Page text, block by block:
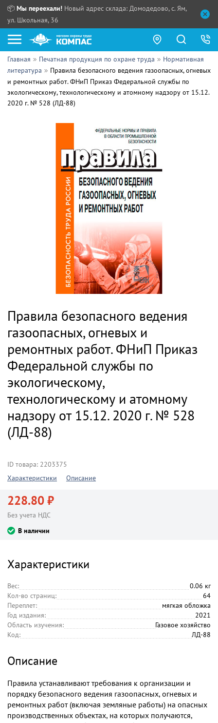
📦 Мы переехали! Новый адрес склада: Домодедово, с. Ям,
ул. Школьная, 36
Как купить?
Прайс-листы
Сотрудничество
Поставщикам
Выдача продукции:
Главная Печатная продукция по охране труда
Нормативная
литература
Правила безопасного ведения газоопасных, огневых
и ремонтных работ. ФНиП Приказ Федеральной службы по
экологическому, технологическому и атомному надзору от 15.12.
2020 г. № 528 (ЛД-88)
Правила безопасного ведения
газоопасных, огневых и
ремонтных работ. ФНиП Приказ
Федеральной службы по
экологическому,
технологическому и атомному
надзору от 15.12. 2020 г. № 528
(ЛД-88)
ID товара: 2203375
Характеристики
Описание
228.80 ₽
Без учета НДС
В наличии
Характеристики
Вес:
0.06 кг
Кол-во страниц:
64
Переплет:
мягкая обложка
Год издания:
2021
Область изучения:
Газовое хозяйство
Код:
ЛД-88
Описание
Правила устанавливают требования к организации и
порядку безопасного ведения газоопасных, огневых и
ремонтных работ (включая земляные работы) на опасных
производственных объектах, на которых получаются,